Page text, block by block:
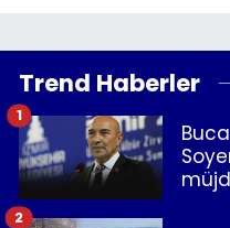
Trend Haberler
1
2